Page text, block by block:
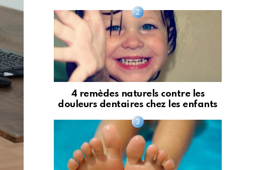
4 remèdes naturels contre les
douleurs dentaires chez les enfants